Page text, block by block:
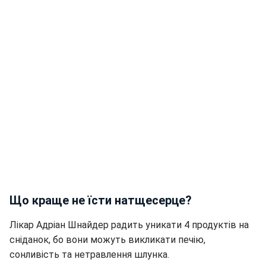
Що краще не їсти натщесерце?
Лікар Адріан Шнайдер радить уникати 4 продуктів на
сніданок, бо вони можуть викликати печію,
сонливість та нетравлення шлунка.